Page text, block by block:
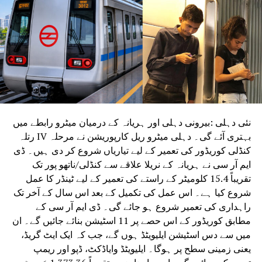
اور یہ پروگرام اسی سلسلے کی کڑی ہے جسے انجمن
نور انٹرنیشنل مائیکروفلم و سنٹر نئی دہلی کے
اشتراک سے منعقد کررہی ہے ۔ نور مائیکرو فلم نے
انجمن کے اردو اور فارسی مخطوطات کو ڈیجیٹائز
کیا ہے ۔ فارسی مخطوطات کو ڈیجیٹائز کرنے والا
نور مائیکرو فلم دنیا کا سب سے بڑا ادارہ ہے جس
کی سربراہی گذشتہ چار دہائیوں سے خواجہ پیری
کررہے ہیں۔اس پروگرام میں میر کے فارسی اور
اردو دواوین کے خطی و چاپی نسخوں کی نمائش کے
علاوہ اردو ادب کے ‘میر نمبر’ کی رسم رونمائی بھی
عمل میں آئے گی جس میں پہلی بار ذکرِمیر کا مکمل
فارسی متن مع اردو ترجمے کے شامل کیا جارہا ہے ۔
یہ ترجمہ ڈاکٹر صدف فاطمہ نے کیا ہے ۔ ایران کے
سفیر ڈاکٹر ایرج الٰہی اس نمائش کا افتتاح کریں
گے اور پروفیسر شریف حسین قاسمی کلیدی خطبہ پیش
کریں گے ، ایران کے کلچرل کاونسلر ڈاکٹر
فریدالدین فرید عصر، سابق مرکزی وزیر سلمان
خورشید مہمانِ خصوصی کی حیثیت سے شرکت کریں گے ۔۔
انجمن کے صدر صدیق الرحمان قدوائی اس جلسے کی
نئی دہلی :بیرونی دہلی اور ہریانہ کے درمیان میٹرو رابطے میں
بہتری آئے گی۔ دہلی میٹرو ریل کارپوریشن نے مرحلہ IV رتلہ
کنڈلی کوریڈور کی تعمیر کے لیے تیاریاں شروع کر دی ہیں۔ ڈی
ایم آر سی نے ہریانہ کے نریلا علاقے سے کنڈلی/ناتھو پور تک
تقریباً 15.4 کلومیٹر کے راستے کی تعمیر کے لیے ٹینڈر کا عمل
شروع کیا ہے۔ اس عمل کی تکمیل کے بعد اس سال کے آخر تک
راہداری کی تعمیر شروع ہو جائے گی۔ ڈی ایم آر سی کے
مطابق کوریڈور کے اس حصے پر 11 اسٹیشن بنائے جائیں گے۔ ان
میں سے دس اسٹیشن ایلیویٹڈ ہوں گے، جب کہ ایک ایٹ گریڈ،
یعنی زمینی سطح پر ہوگا۔ ایلیویٹڈ وایاڈکٹ، ڈپو اور ریمپ